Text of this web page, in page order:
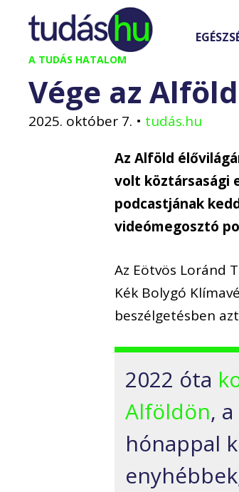
Kilépés
tartalomba
A TUDÁS HATALOM
Vége az
2025. október 7. • tudás.hu
Az Alföld
volt köztársasági
podcastjának
videómegosztó
Az Eötvös Loránd
Kék Bolygó
beszélgetésben
2022 óta
Alföldön,
hónappal